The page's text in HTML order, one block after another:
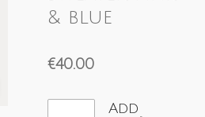
& blue
€40.00
Add